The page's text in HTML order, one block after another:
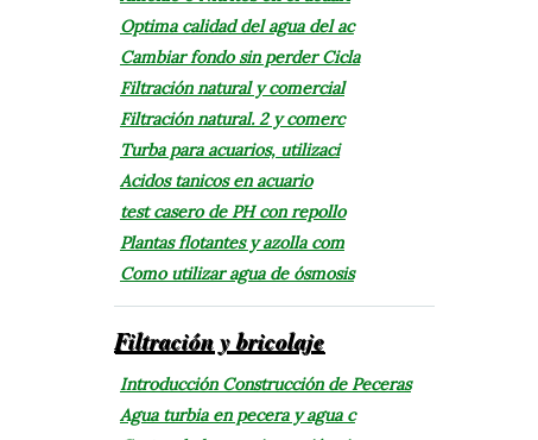
Optima calidad del agua del ac
Cambiar fondo sin perder Cicla
Filtración natural y comercial
Filtración natural. 2 y comerc
Turba para acuarios, utilizaci
Acidos tanicos en acuario
test casero de PH con repollo
Plantas flotantes y azolla com
Como utilizar agua de ósmosis
Filtración y bricolaje
Introducción Construcción de Peceras
Agua turbia en pecera y agua c